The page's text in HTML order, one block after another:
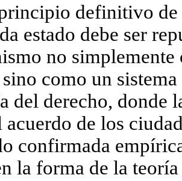
definitivo de
estado debe ser
no
como un
del derecho, donde
acuerdo de los
confirmada
la forma de la